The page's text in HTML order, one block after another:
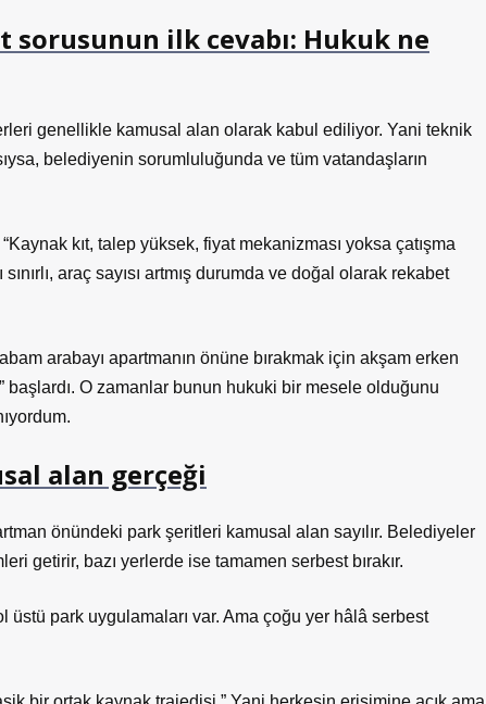
ilk cevabı: Hukuk ne
genellikle kamusal alan olarak kabul ediliyor. Yani teknik
belediyenin sorumluluğunda ve tüm vatandaşların
kıt, talep yüksek, fiyat mekanizması yoksa çatışma
araç sayısı artmış durumda ve doğal olarak rekabet
arabayı apartmanın önüne bırakmak için akşam erken
başlardı. O zamanlar bunun hukuki bir mesele olduğunu
alan gerçeği
önündeki park şeritleri kamusal alan sayılır. Belediyeler
getirir, bazı yerlerde ise tamamen serbest bırakır.
üstü park uygulamaları var. Ama çoğu yer hâlâ serbest